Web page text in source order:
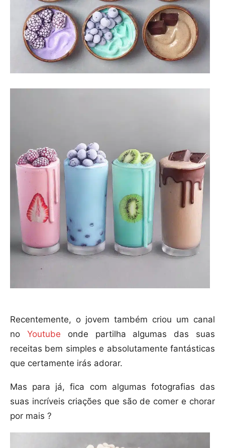
Recentemente, o jovem também criou um canal
no Youtube onde partilha algumas das suas
receitas bem simples e absolutamente fantásticas
que certamente irás adorar.
Mas para já, fica com algumas fotografias das
suas incríveis criações que são de comer e chorar
por mais ?